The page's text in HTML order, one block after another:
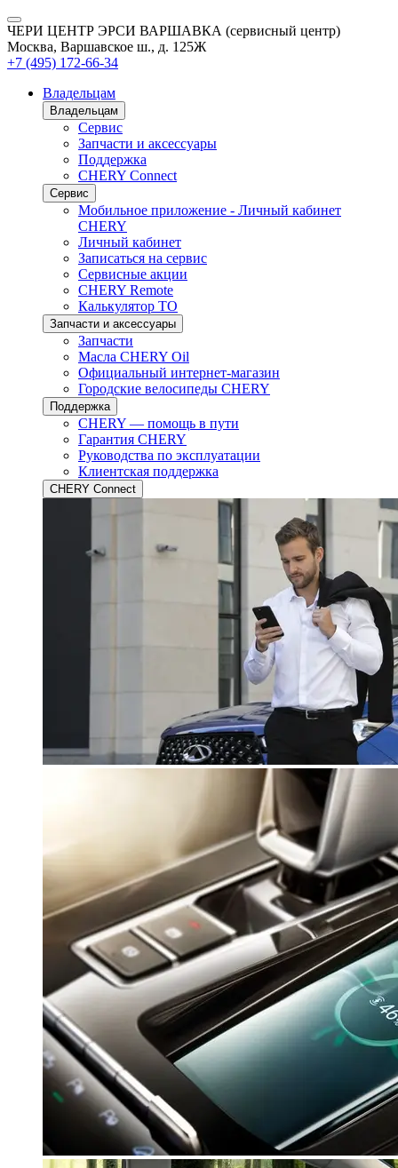
ЧЕРИ ЦЕНТР ЭРСИ ВАРШАВКА (сервисный центр)
Москва, Варшавское ш., д. 125Ж
+7 (495) 172-66-34
Владельцам
Владельцам
Сервис
Запчасти и аксессуары
Поддержка
CHERY Connect
Сервис
Мобильное приложение - Личный кабинет
CHERY
Личный кабинет
Записаться на сервис
Сервисные акции
CHERY Remote
Калькулятор ТО
Запчасти и аксессуары
Запчасти
Масла CHERY Oil
Официальный интернет-магазин
Городские велосипеды CHERY
Поддержка
CHERY — помощь в пути
Гарантия CHERY
Руководства по эксплуатации
Клиентская поддержка
CHERY Connect